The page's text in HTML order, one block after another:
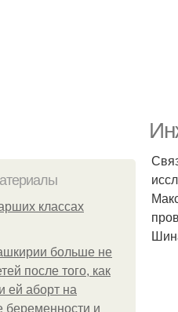
классах
больше не
после того, как
ей аборт на
беременности и